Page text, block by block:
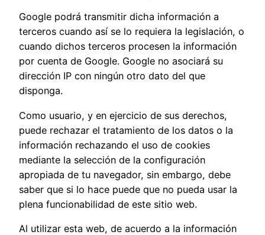
Google podrá transmitir dicha información a
terceros cuando así se lo requiera la legislación, o
cuando dichos terceros procesen la información
por cuenta de Google. Google no asociará su
dirección IP con ningún otro dato del que
disponga.
Como usuario, y en ejercicio de sus derechos,
puede rechazar el tratamiento de los datos o la
información rechazando el uso de cookies
mediante la selección de la configuración
apropiada de tu navegador, sin embargo, debe
saber que si lo hace puede que no pueda usar la
plena funcionabilidad de este sitio web.
Al utilizar esta web, de acuerdo a la información